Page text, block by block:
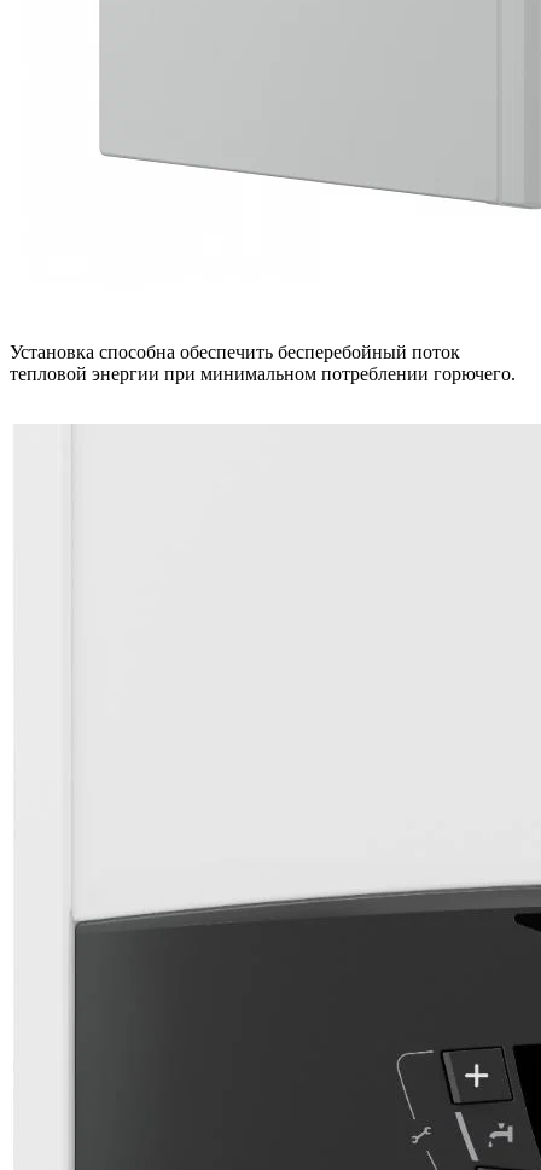
Установка способна обеспечить бесперебойный поток
тепловой энергии при минимальном потреблении горючего.